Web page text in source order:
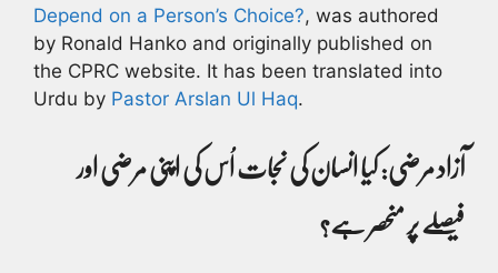
Depend on a Person’s Choice?, was authored
by Ronald Hanko and originally published on
the CPRC website. It has been translated into
Urdu by Pastor Arslan Ul Haq.
آزاد مرضی: کیا انسان کی نجات اُس کی اپنی مرضی اور
فیصلے پر منحصر ہے؟